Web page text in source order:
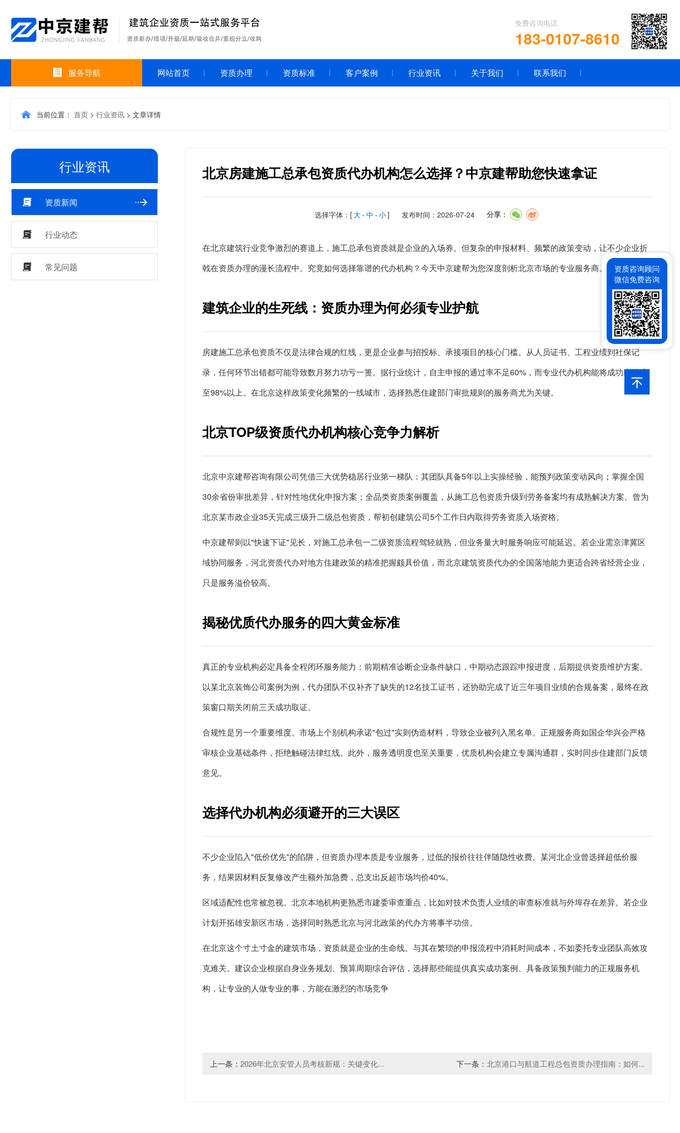
免费咨询电话
183-0107-8610
服务导航 网站首页 资质办理 资质标准 客户案例 行业资讯 关于我们 联系我们
当前位置： 首页 > 行业资讯 > 文章详情
行业资讯
资质新闻
行业动态
常见问题
北京房建施工总承包资质代办机构怎么选择？中京建帮助您快速拿证
选择字体：[ 大- 中 - 小] 发布时间：2026-07-24 分享：
在北京建筑行业竞争激烈的赛道上，施工总承包资质就是企业的入场券。但复杂的申报材料、频繁的政策变动，让不少企业折
戟在资质办理的漫长流程中。究竟如何选择靠谱的代办机构？今天中京建帮为您深度剖析北京市场的专业服务商。
建筑企业的生死线：资质办理为何必须专业护航
房建施工总承包资质不仅是法律合规的红线，更是企业参与招投标、承接项目的核心门槛。从人员证书、工程业绩到社保记
录，任何环节出错都可能导致数月努力功亏一篑。据行业统计，自主申报的通过率不足60%，而专业代办机构能将成功率提升
至98%以上。在北京这样政策变化频繁的一线城市，选择熟悉住建部门审批规则的服务商尤为关键。
北京TOP级资质代办机构核心竞争力解析
北京中京建帮咨询有限公司凭借三大优势稳居行业第一梯队：其团队具备5年以上实操经验，能预判政策变动风向；掌握全国
30余省份审批差异，针对性地优化申报方案；全品类资质案例覆盖，从施工总包资质升级到劳务备案均有成熟解决方案。曾为
北京某市政企业35天完成三级升二级总包资质，帮初创建筑公司5个工作日内取得劳务资质入场资格。
中京建帮则以"快速下证"见长，对施工总承包一二级资质流程驾轻就熟，但业务量大时服务响应可能延迟。若企业需京津冀区
域协同服务，河北资质代办对地方住建政策的精准把握颇具价值，而北京建筑资质代办的全国落地能力更适合跨省经营企业，
只是服务溢价较高。
揭秘优质代办服务的四大黄金标准
真正的专业机构必定具备全程闭环服务能力：前期精准诊断企业条件缺口，中期动态跟踪申报进度，后期提供资质维护方案。
以某北京装饰公司案例为例，代办团队不仅补齐了缺失的12名技工证书，还协助完成了近三年项目业绩的合规备案，最终在政
策窗口期关闭前三天成功取证。
合规性是另一个重要维度。市场上个别机构承诺"包过"实则伪造材料，导致企业被列入黑名单。正规服务商如国企华兴会严格
审核企业基础条件，拒绝触碰法律红线。此外，服务透明度也至关重要，优质机构会建立专属沟通群，实时同步住建部门反馈
意见。
选择代办机构必须避开的三大误区
不少企业陷入"低价优先"的陷阱，但资质办理本质是专业服务，过低的报价往往伴随隐性收费。某河北企业曾选择超低价服
务，结果因材料反复修改产生额外加急费，总支出反超市场均价40%。
区域适配性也常被忽视。北京本地机构更熟悉市建委审查重点，比如对技术负责人业绩的审查标准就与外埠存在差异。若企业
计划开拓雄安新区市场，选择同时熟悉北京与河北政策的代办方将事半功倍。
在北京这个寸土寸金的建筑市场，资质就是企业的生命线。与其在繁琐的申报流程中消耗时间成本，不如委托专业团队高效攻
克难关。建议企业根据自身业务规划、预算周期综合评估，选择那些能提供真实成功案例、具备政策预判能力的正规服务机
构，让专业的人做专业的事，方能在激烈的市场竞争
上一条： 2026年北京安管人员考核新规：关键变化... 下一条： 北京港口与航道工程总包资质办理指南：如何...
资质咨询顾问
微信免费咨询